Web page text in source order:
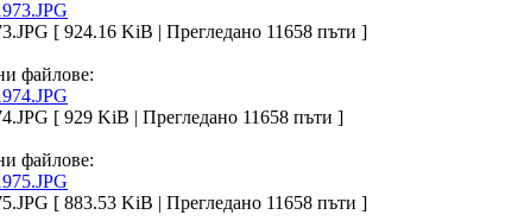
[ 924.16 KiB | Прегледано 11658 пъти ]
файлове:
[ 929 KiB | Прегледано 11658 пъти ]
файлове:
[ 883.53 KiB | Прегледано 11658 пъти ]